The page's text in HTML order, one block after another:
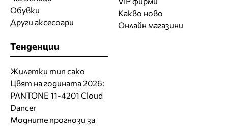
Обувки
Други аксесоари
Какво ново
Онлайн магазини
Тенденции
Жилетки тип сако
Цвят на годината 2026:
PANTONE 11-4201 Cloud
Dancer
Модните прогнози за